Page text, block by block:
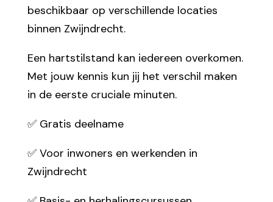
beschikbaar op verschillende locaties
binnen Zwijndrecht.
Een hartstilstand kan iedereen overkomen.
Met jouw kennis kun jij het verschil maken
in de eerste cruciale minuten.
✅ Gratis deelname
✅ Voor inwoners en werkenden in
Zwijndrecht